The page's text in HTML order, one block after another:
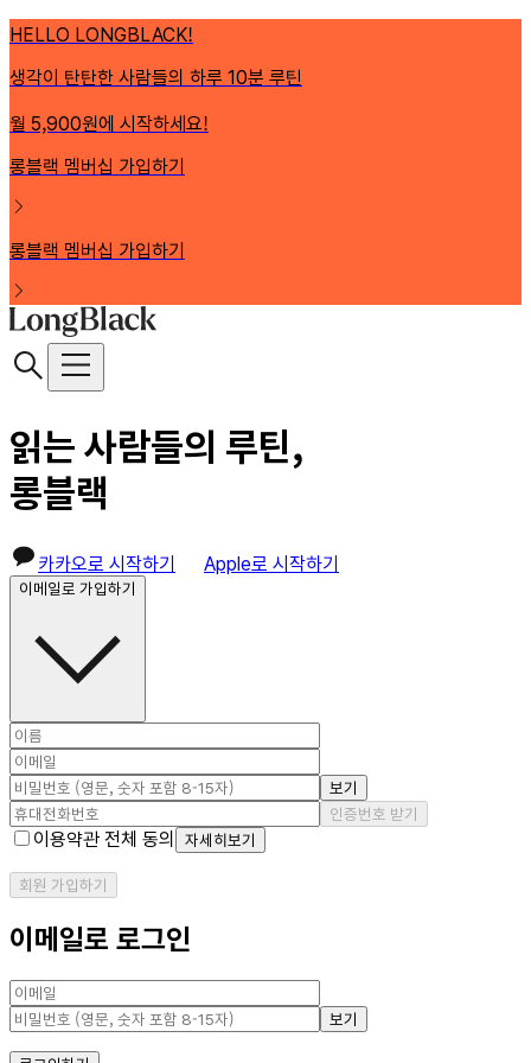
HELLO LONGBLACK!
생각이 탄탄한 사람들의 하루 10분 루틴
월 5,900원에 시작하세요!
롱블랙 멤버십 가입하기
롱블랙 멤버십 가입하기
읽는 사람들의 루틴,
롱블랙
카카오로 시작하기 Apple로 시작하기
이메일로 가입하기
보기
인증번호 받기
이용약관 전체 동의 자세히보기
회원 가입하기
이메일로 로그인
보기